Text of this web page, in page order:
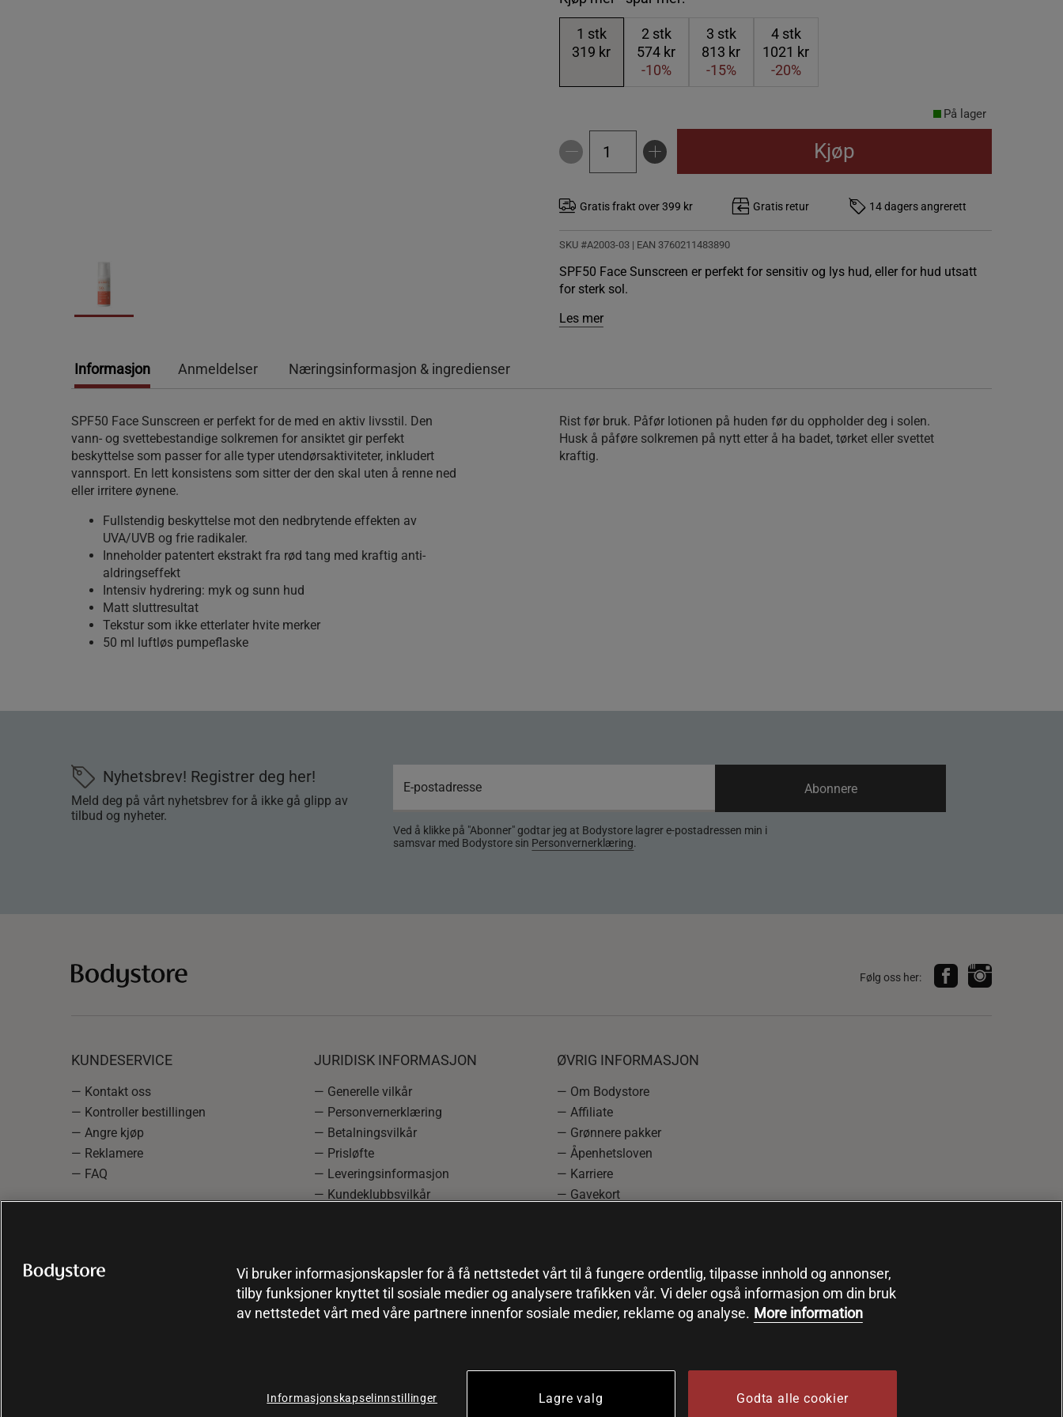
1 stk
319 kr
2 stk
574 kr
-10%
3 stk
813 kr
-15%
4stk
1021 kr
-20%
På lager
Kjøp
Gratis frakt over 399 kr Gratis retur 14 dagers angrerett
SKU #A2003-03 | EAN 3760211483890
SPF50 Face Sunscreen er perfekt for sensitiv og lys hud, eller for hud utsatt
for sterk sol.
Les mer
Informasjon Anmeldelser Næringsinformasjon & ingredienser
SPF50 Face Sunscreen er perfekt for de med en aktiv livsstil. Den
vann- og svettebestandige solkremen for ansiktet gir perfekt
beskyttelse som passer for alle typer utendørsaktiviteter, inkludert
vannsport. En lett konsistens som sitter der den skal uten å renne ned
eller irritere øynene.
Fullstendig beskyttelse mot den nedbrytende effekten av
UVA/UVB og frie radikaler.
Inneholder patentert ekstrakt fra rød tang med kraftig anti-
aldringseffekt
Intensiv hydrering: myk og sunn hud
Matt sluttresultat
Tekstur som ikke etterlater hvite merker
50 ml luftløs pumpeflaske
Rist før bruk. Påfør lotionen på huden før du oppholder deg i solen.
Husk å påføre solkremen på nytt etter å ha badet, tørket eller svettet
kraftig.
Nyhetsbrev! Registrer deg her!
Meld deg på vårt nyhetsbrev for å ikke gå glipp av
tilbud og nyheter.
Ved å klikke på "Abonner" godtar jeg at Bodystore lagrer e-postadressen min i
samsvar med Bodystore sin Personvernerklæring.
Abonnere
Følg oss her:
KUNDESERVICE
— Kontakt oss
— Kontroller bestillingen
— Angre kjøp
— Reklamere
— FAQ
JURIDISK INFORMASJON
— Generelle vilkår
— Personvernerklæring
— Betalningsvilkår
— Prisløfte
— Leveringsinformasjon
— Kundeklubbsvilkår
ØVRIG INFORMASJON
— Om Bodystore
— Affiliate
— Grønnere pakker
— Åpenhetsloven
— Karriere
— Gavekort
Vi bruker informasjonskapsler for å få nettstedet vårt til å fungere ordentlig, tilpasse innhold og annonser,
tilby funksjoner knyttet til sosiale medier og analysere trafikken vår. Vi deler også informasjon om din bruk
av nettstedet vårt med våre partnere innenfor sosiale medier, reklame og analyse. More information
Informasjonskapselinnstillinger Lagre valg Godta alle cookier